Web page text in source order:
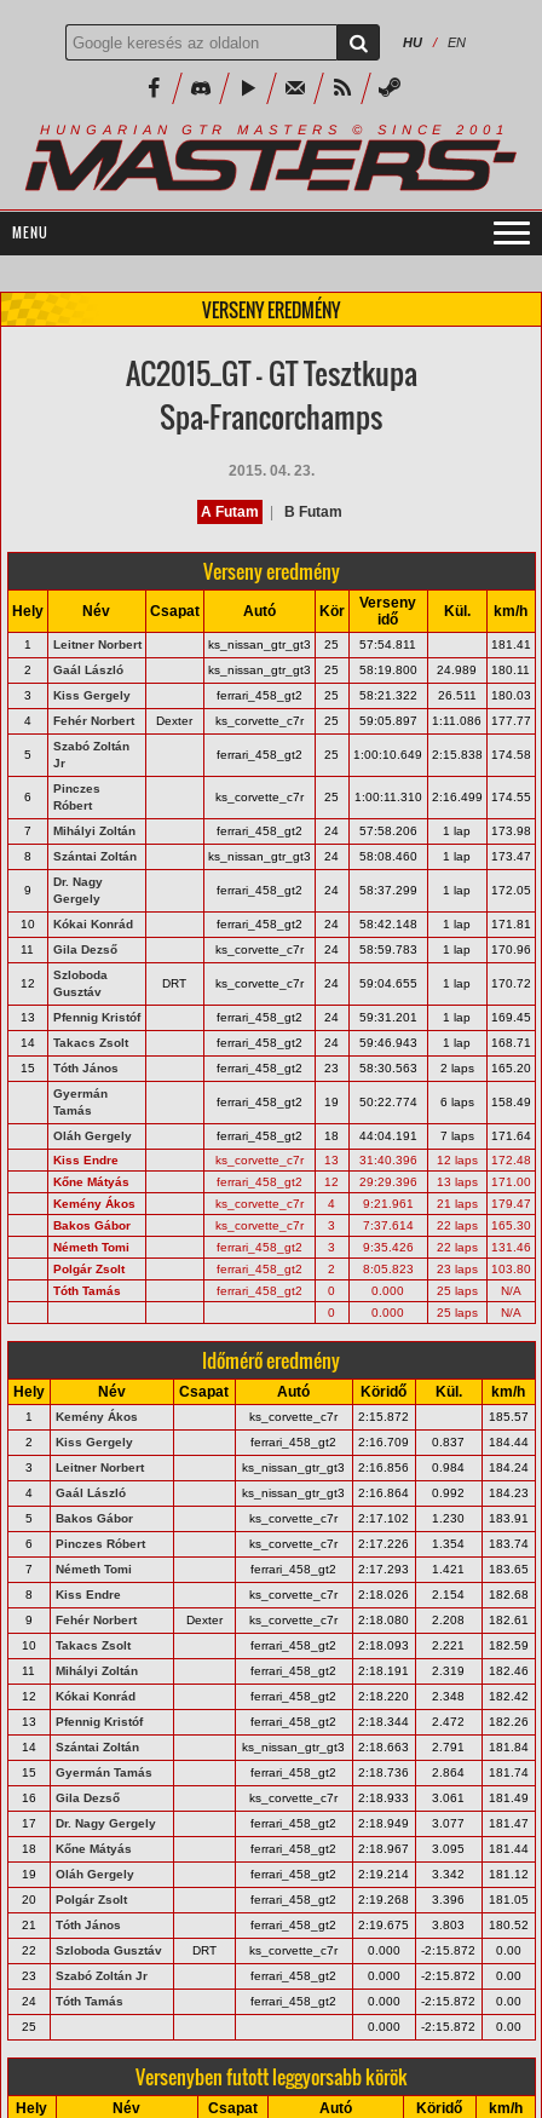
HU / EN
H U N G A R I A N G T R M A S T E R S © S I N C E 2 0 0 1
VERSENY EREDMÉNY
AC2015_GT - GT Tesztkupa
Spa-Francorchamps
2015. 04. 23.
A Futam B Futam
Verseny eredmény
Hely Név Csapat Autó Kör
Verseny
idő
Kül. km/h
1 Leitner Norbert ks_nissan_gtr_gt3 25 57:54.811
181.41
2
Gaál László ks_nissan_gtr_gt3 25 58:19.800 24.989
180.11
3
Kiss Gergely ferrari_458_gt2 25 58:21.322 26.511
180.03
4
Fehér Norbert Dexter ks_corvette_c7r 25 59:05.897 1:11.086 177.77
5
Szabó Zoltán
Jr
ferrari_458_gt2 25 1:00:10.649 2:15.838 174.58
6
Pinczes
Róbert
ks_corvette_c7r 25 1:00:11.310 2:16.499 174.55
7 Mihályi Zoltán ferrari_458_gt2 24 57:58.206 1 lap
173.98
8
Szántai Zoltán ks_nissan_gtr_gt3 24 58:08.460 1 lap 173.47
9
Dr. Nagy
Gergely
ferrari_458_gt2 24 58:37.299 1 lap 172.05
10 Kókai Konrád ferrari_458_gt2 24 58:42.148 1 lap
171.81
11
Gila Dezső ks_corvette_c7r 24 58:59.783 1 lap 170.96
12
Szloboda
Gusztáv
DRT ks_corvette_c7r 24 59:04.655 1 lap 170.72
13 Pfennig Kristóf ferrari_458_gt2 24 59:31.201 1 lap
169.45
14
Takacs Zsolt ferrari_458_gt2 24 59:46.943 1 lap
168.71
15
Tóth János ferrari_458_gt2 23 58:30.563 2 laps
165.20
Gyermán
Tamás
ferrari_458_gt2 19 50:22.774 6 laps 158.49
Oláh Gergely ferrari_458_gt2 18 44:04.191 7 laps
171.64
Kiss Endre
ks_corvette_c7r 13 31:40.396 12 laps
172.48
Kőne Mátyás
ferrari_458_gt2 12 29:29.396 13 laps
171.00
Kemény Ákos
ks_corvette_c7r 4 9:21.961 21 laps
179.47
Bakos Gábor
ks_corvette_c7r 3 7:37.614 22 laps
165.30
Németh Tomi
ferrari_458_gt2 3 9:35.426 22 laps
131.46
Polgár Zsolt
ferrari_458_gt2 2 8:05.823 23 laps
103.80
Tóth Tamás
ferrari_458_gt2 0 0.000 25 laps
N/A
0
0.000 25 laps N/A
Időmérő eredmény
Hely Név Csapat Autó Köridő Kül. km/h
1 Kemény Ákos ks_corvette_c7r 2:15.872
185.57
2
Kiss Gergely ferrari_458_gt2 2:16.709 0.837
184.44
3
Leitner Norbert ks_nissan_gtr_gt3 2:16.856 0.984
184.24
4
Gaál László ks_nissan_gtr_gt3 2:16.864 0.992
184.23
5
Bakos Gábor ks_corvette_c7r 2:17.102 1.230
183.91
6
Pinczes Róbert ks_corvette_c7r 2:17.226 1.354
183.74
7
Németh Tomi ferrari_458_gt2 2:17.293 1.421
183.65
8
Kiss Endre ks_corvette_c7r 2:18.026 2.154
182.68
9
Fehér Norbert Dexter ks_corvette_c7r 2:18.080 2.208
182.61
10
Takacs Zsolt ferrari_458_gt2 2:18.093 2.221
182.59
11
Mihályi Zoltán ferrari_458_gt2 2:18.191 2.319
182.46
12
Kókai Konrád ferrari_458_gt2 2:18.220 2.348
182.42
13
Pfennig Kristóf ferrari_458_gt2 2:18.344 2.472
182.26
14
Szántai Zoltán ks_nissan_gtr_gt3 2:18.663 2.791
181.84
15
Gyermán Tamás ferrari_458_gt2 2:18.736 2.864
181.74
16
Gila Dezső ks_corvette_c7r 2:18.933 3.061
181.49
17
Dr. Nagy Gergely ferrari_458_gt2 2:18.949 3.077
181.47
18
Kőne Mátyás ferrari_458_gt2 2:18.967 3.095
181.44
19
Oláh Gergely ferrari_458_gt2 2:19.214 3.342
181.12
20
Polgár Zsolt ferrari_458_gt2 2:19.268 3.396
181.05
21
Tóth János ferrari_458_gt2 2:19.675 3.803
180.52
22
Szloboda Gusztáv DRT ks_corvette_c7r 0.000 -2:15.872
0.00
23
Szabó Zoltán Jr ferrari_458_gt2 0.000 -2:15.872
0.00
24
Tóth Tamás ferrari_458_gt2 0.000 -2:15.872
0.00
25
0.000 -2:15.872 0.00
Versenyben futott leggyorsabb körök
Hely Név Csapat Autó Köridő km/h